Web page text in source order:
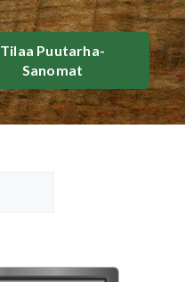
Tilaa Puutarha-
Sanomat